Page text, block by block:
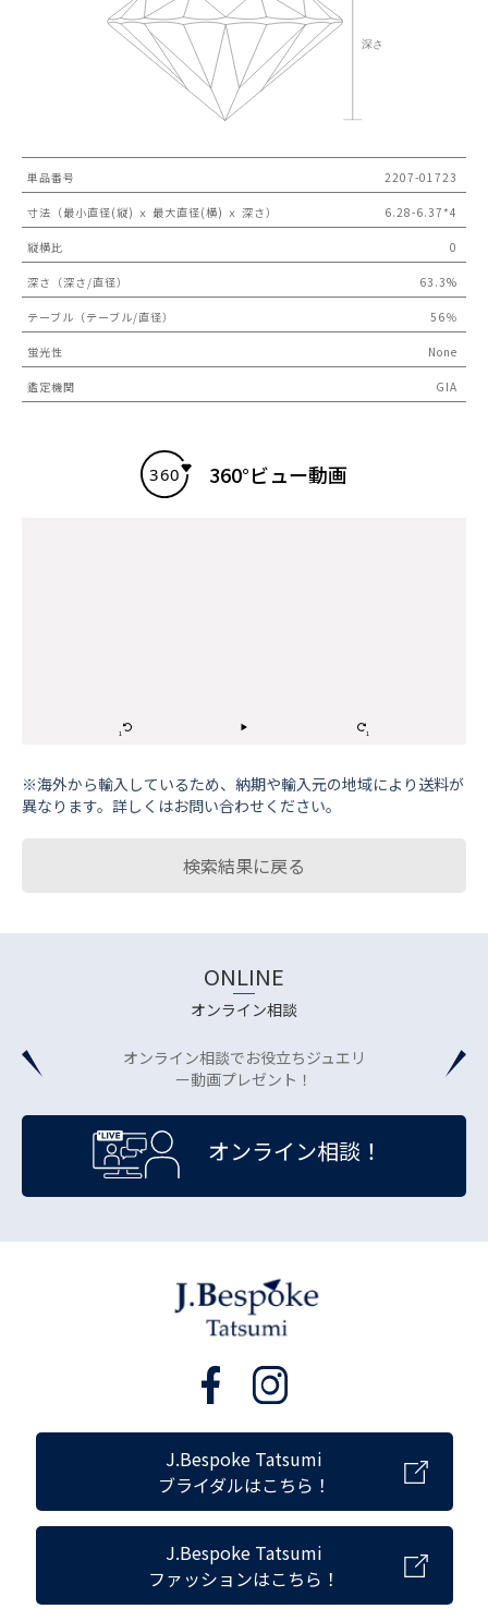
単品番号 2207-01723
寸法（最小直径(縦) ｘ 最大直径(横) ｘ 深さ） 6.28-6.37*4
縦横比 0
深さ（深さ/直径） 63.3%
テーブル（テーブル/直径） 56％
蛍光性 None
鑑定機関 GIA
360°ビュー動画
※海外から輸⼊しているため、納期や輸⼊元の地域により送料が
異なります。詳しくはお問い合わせください。
検索結果に戻る
ONLINE
オンライン相談
オンライン相談でお役立ちジュエリ
ー動画プレゼント！
オンライン相談！
J.Bespoke Tatsumi
ブライダルはこちら！
J.Bespoke Tatsumi
ファッションはこちら！